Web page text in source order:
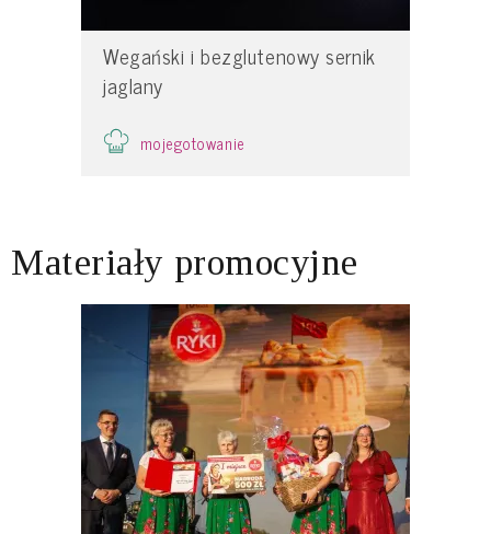
Wegański i bezglutenowy sernik
jaglany
mojegotowanie
Materiały promocyjne